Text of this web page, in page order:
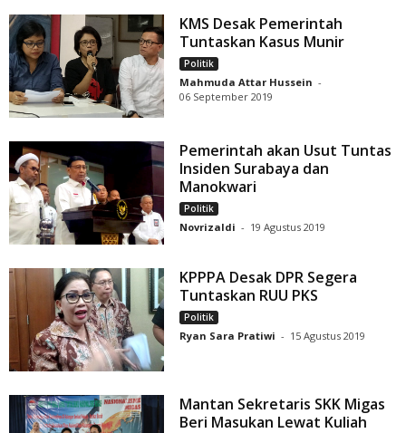
KMS Desak Pemerintah
Tuntaskan Kasus Munir
Politik
Mahmuda Attar Hussein -
06 September 2019
Pemerintah akan Usut Tuntas
Insiden Surabaya dan
Manokwari
Politik
Novrizaldi - 19 Agustus 2019
KPPPA Desak DPR Segera
Tuntaskan RUU PKS
Politik
Ryan Sara Pratiwi - 15 Agustus 2019
Mantan Sekretaris SKK Migas
Beri Masukan Lewat Kuliah